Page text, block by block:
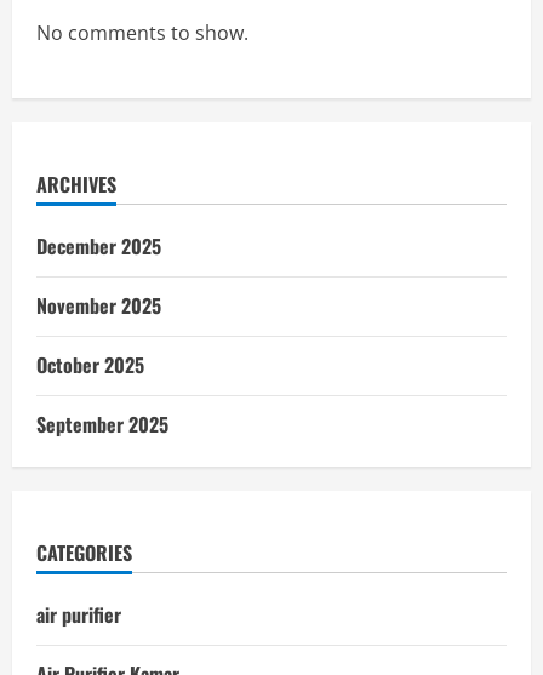
No comments to show.
ARCHIVES
December 2025
November 2025
October 2025
September 2025
CATEGORIES
air purifier